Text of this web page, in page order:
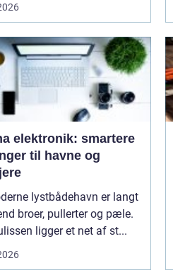
elektronik: smartere
til havne og
lystbådehavn er langt
broer, pullerter og pæle.
ligger et net af st...